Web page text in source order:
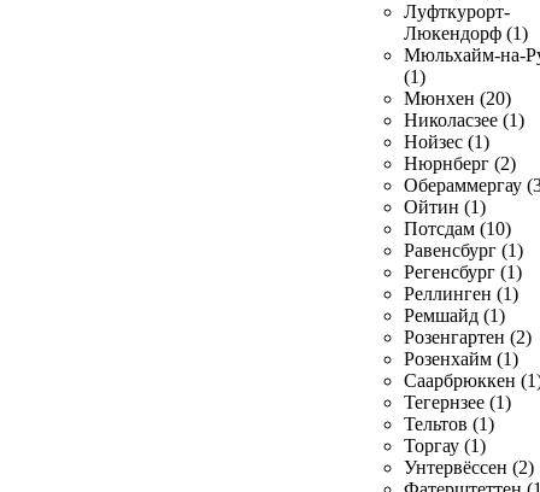
Луфткурорт-
Люкендорф (1)
Мюльхайм-на-
(1)
Мюнхен (20)
Николасзее (1)
Нойзес (1)
Нюрнберг (2)
Обераммергау
Ойтин (1)
Потсдам (10)
Равенсбург (1)
Регенсбург (1)
Реллинген (1)
Ремшайд (1)
Розенгартен (2)
Розенхайм (1)
Саарбрюккен
Тегернзее (1)
Тельтов (1)
Торгау (1)
Унтервёссен (2)